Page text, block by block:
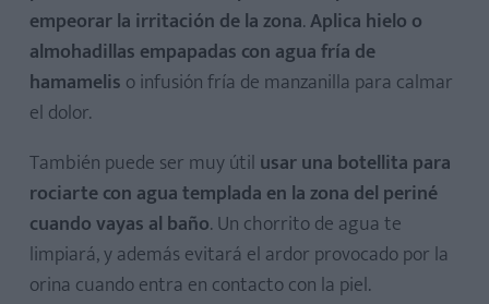
empeorar la irritación de la zona.Aplica hielo o
almohadillas empapadas con agua fría de
hamamelis o infusión fría de manzanilla para calmar
el dolor.
También puede ser muy útil usar una botellita para
rociarte con agua templada en la zona del periné
cuando vayas al baño. Un chorrito de agua te
limpiará, y además evitará el ardor provocado por la
orina cuando entra en contacto con la piel.